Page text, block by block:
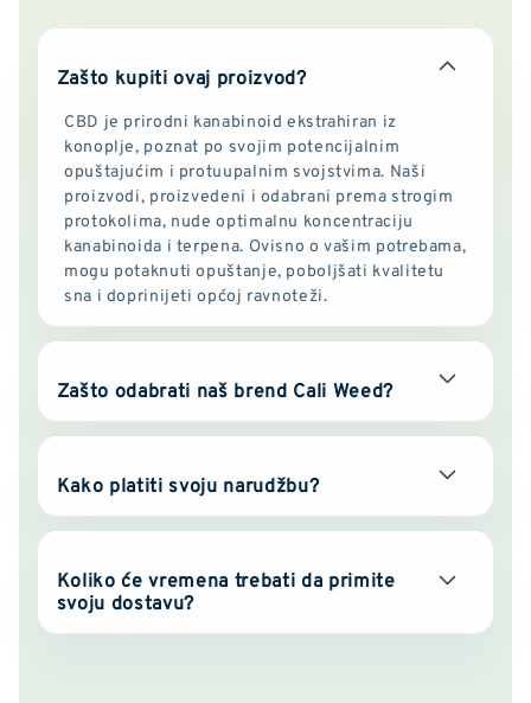
Zašto kupiti ovaj proizvod?
CBD je prirodni kanabinoid ekstrahiran iz
konoplje, poznat po svojim potencijalnim
opuštajućim i protuupalnim svojstvima. Naši
proizvodi, proizvedeni i odabrani prema strogim
protokolima, nude optimalnu koncentraciju
kanabinoida i terpena. Ovisno o vašim potrebama,
mogu potaknuti opuštanje, poboljšati kvalitetu
sna i doprinijeti općoj ravnoteži.
Zašto odabrati naš brend Cali Weed?
Kako platiti svoju narudžbu?
Koliko će vremena trebati da primite
svoju dostavu?